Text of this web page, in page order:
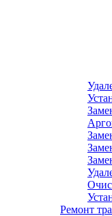
Ремонт